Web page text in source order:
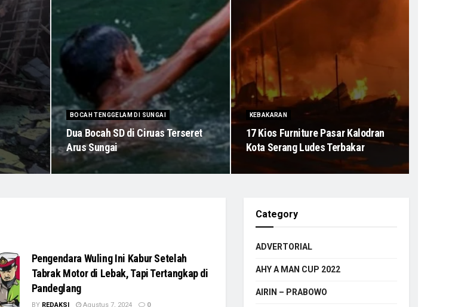
BOCAH TENGGELAM DI SUNGAI
Dua Bocah SD di Ciruas Terseret
Arus Sungai
KEBAKARAN
17 Kios Furniture Pasar Kalodran
Kota Serang Ludes Terbakar
Pengendara Wuling Ini Kabur Setelah
Tabrak Motor di Lebak, Tapi Tertangkap di
Pandeglang
BY REDAKSI Agustus 7, 2024 0
Category
ADVERTORIAL
AHY A MAN CUP 2022
AIRIN – PRABOWO